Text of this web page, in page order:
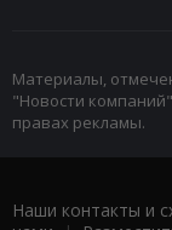
Материалы,
"Новости
правах рекламы.
Наши контакты и